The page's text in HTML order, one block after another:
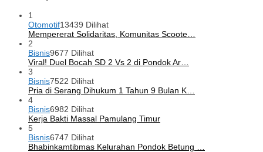
1
Otomotif13439 Dilihat
Mempererat Solidaritas, Komunitas Scoote…
2
Bisnis9677 Dilihat
Viral! Duel Bocah SD 2 Vs 2 di Pondok Ar…
3
Bisnis7522 Dilihat
Pria di Serang Dihukum 1 Tahun 9 Bulan K…
4
Bisnis6982 Dilihat
Kerja Bakti Massal Pamulang Timur
5
Bisnis6747 Dilihat
Bhabinkamtibmas Kelurahan Pondok Betung …